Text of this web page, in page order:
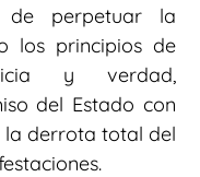
de perpetuar la
los principios de
y verdad,
del Estado con
la derrota total del